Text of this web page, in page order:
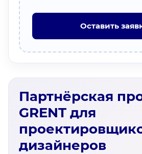
Оставить
Партнёрская
GRENT для
дизайнеров